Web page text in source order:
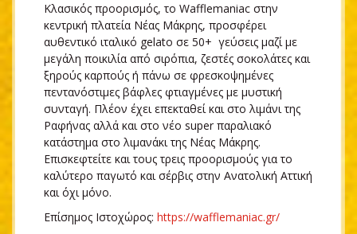
Κλασικός προορισμός, το Wafflemaniac στην
κεντρική πλατεία Νέας Μάκρης, προσφέρει
αυθεντικό ιταλικό gelato σε 50+ γεύσεις μαζί με
μεγάλη ποικιλία από σιρόπια, ζεστές σοκολάτες και
ξηρούς καρπούς ή πάνω σε φρεσκοψημένες
πεντανόστιμες βάφλες φτιαγμένες με μυστική
συνταγή. Πλέον έχει επεκταθεί και στο λιμάνι της
Ραφήνας αλλά και στο νέο super παραλιακό
κατάστημα στο λιμανάκι της Νέας Μάκρης.
Επισκεφτείτε και τους τρεις προορισμούς για το
καλύτερο παγωτό και σέρβις στην Ανατολική Αττική
και όχι μόνο.
Επίσημος Ιστοχώρος: https://wafflemaniac.gr/